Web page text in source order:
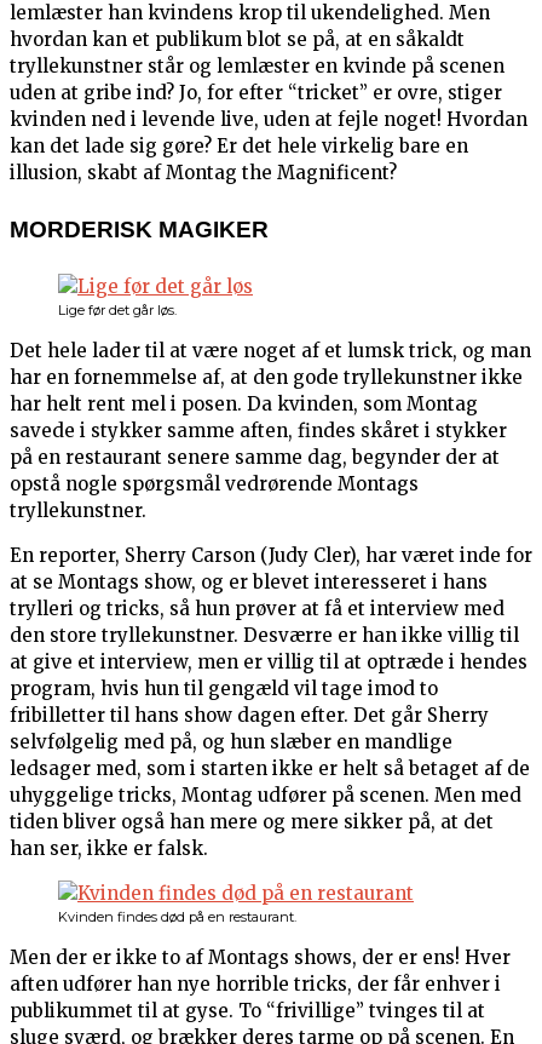
lemlæster han kvindens krop til ukendelighed. Men
hvordan kan et publikum blot se på, at en såkaldt
tryllekunstner står og lemlæster en kvinde på scenen
uden at gribe ind? Jo, for efter “tricket” er ovre, stiger
kvinden ned i levende live, uden at fejle noget! Hvordan
kan det lade sig gøre? Er det hele virkelig bare en
illusion, skabt af Montag the Magnificent?
MORDERISK MAGIKER
Lige før det går løs.
Det hele lader til at være noget af et lumsk trick, og man
har en fornemmelse af, at den gode tryllekunstner ikke
har helt rent mel i posen. Da kvinden, som Montag
savede i stykker samme aften, findes skåret i stykker
på en restaurant senere samme dag, begynder der at
opstå nogle spørgsmål vedrørende Montags
tryllekunstner.
En reporter, Sherry Carson (Judy Cler), har været inde for
at se Montags show, og er blevet interesseret i hans
trylleri og tricks, så hun prøver at få et interview med
den store tryllekunstner. Desværre er han ikke villig til
at give et interview, men er villig til at optræde i hendes
program, hvis hun til gengæld vil tage imod to
fribilletter til hans show dagen efter. Det går Sherry
selvfølgelig med på, og hun slæber en mandlige
ledsager med, som i starten ikke er helt så betaget af de
uhyggelige tricks, Montag udfører på scenen. Men med
tiden bliver også han mere og mere sikker på, at det
han ser, ikke er falsk.
Kvinden findes død på en restaurant.
Men der er ikke to af Montags shows, der er ens! Hver
aften udfører han nye horrible tricks, der får enhver i
publikummet til at gyse. To “frivillige” tvinges til at
sluge sværd, og brækker deres tarme op på scenen. En